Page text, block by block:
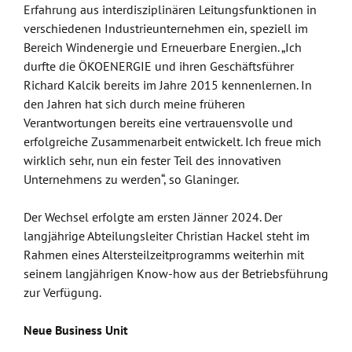
Erfahrung aus interdisziplinären Leitungsfunktionen in
verschiedenen Industrieunternehmen ein, speziell im
Bereich Windenergie und Erneuerbare Energien. „Ich
durfte die ÖKOENERGIE und ihren Geschäftsführer
Richard Kalcik bereits im Jahre 2015 kennenlernen. In
den Jahren hat sich durch meine früheren
Verantwortungen bereits eine vertrauensvolle und
erfolgreiche Zusammenarbeit entwickelt. Ich freue mich
wirklich sehr, nun ein fester Teil des innovativen
Unternehmens zu werden“, so Glaninger.
Der Wechsel erfolgte am ersten Jänner 2024. Der
langjährige Abteilungsleiter Christian Hackel steht im
Rahmen eines Altersteilzeitprogramms weiterhin mit
seinem langjährigen Know-how aus der Betriebsführung
zur Verfügung.
Neue Business Unit